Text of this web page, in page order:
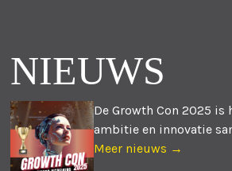
NIEUWS
De Growth Con 2025 is
ambitie en innovatie
Meer nieuws →